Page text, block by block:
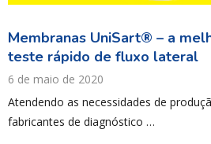
Membranas UniSart® – a
teste rápido de fluxo lateral
6 de maio de 2020
Atendendo as necessidades de
fabricantes de diagnóstico …